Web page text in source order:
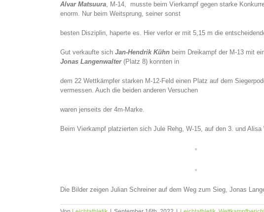
Alvar Matsuura, M-14, musste beim Vierkampf gegen starke
enorm. Nur beim Weitsprung, seiner sonst
besten Disziplin, haperte es. Hier verlor er mit 5,15 m die
Gut verkaufte sich Jan-Hendrik Kühn beim Dreikampf der M-13 mit
Jonas Langenwalter(Platz 8) konnten in
dem 22 Wettkämpfer starken M-12-Feld einen Platz auf dem
vermessen. Auch die beiden anderen Versuchen
waren jenseits der 4m-Marke.
Beim Vierkampf platzierten sich Jule Rehg, W-15, auf den 3. und
Die Bilder zeigen Julian Schreiner auf dem Weg zum Sieg, Jonas